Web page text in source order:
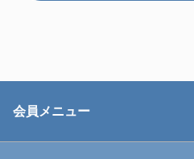
会員メニュー